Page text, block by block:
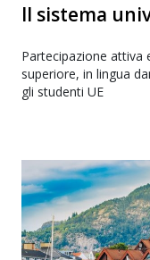
Il sistema
Partecipazione attiva
superiore, in lingua
gli studenti UE